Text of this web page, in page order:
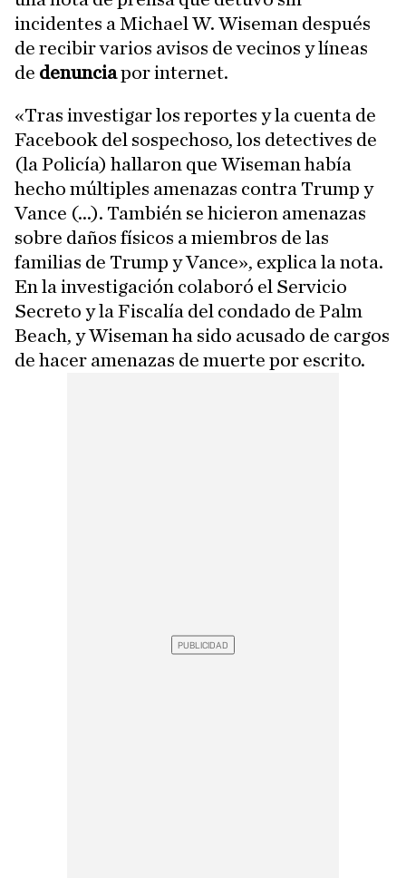
incidentes a Michael W. Wiseman después
de recibir varios avisos de vecinos y líneas
de denunciapor internet.
«Tras investigar los reportes y la cuenta de
Facebook del sospechoso, los detectives de
(la Policía) hallaron que Wiseman había
hecho múltiples amenazas contra Trump y
Vance (...). También se hicieron amenazas
sobre daños físicos a miembros de las
familias de Trump y Vance», explica la nota.
En la investigación colaboró el Servicio
Secreto y la Fiscalía del condado de Palm
Beach, y Wiseman ha sido acusado de cargos
de hacer amenazas de muerte por escrito.